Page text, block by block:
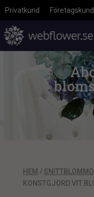
Privatkund Företagskund
HEM /
KONSTGJORD VIT